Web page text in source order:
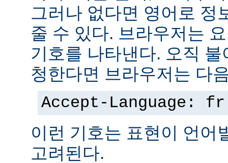
그러나 없다면 영어로 정
줄 수 있다. 브라우저는
기호를 나타낸다. 오직
청한다면 브라우저는 다
Accept-Language: fr
이런 기호는 표현이 언어
고려된다.